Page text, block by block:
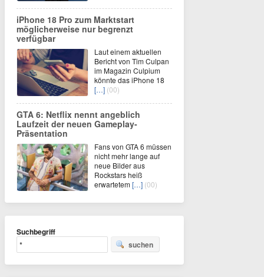
iPhone 18 Pro zum Marktstart
möglicherweise nur begrenzt
verfügbar
Laut einem aktuellen
Bericht von Tim Culpan
im Magazin Culpium
könnte das iPhone 18
[…] (00)
GTA 6: Netflix nennt angeblich
Laufzeit der neuen Gameplay-
Präsentation
Fans von GTA 6 müssen
nicht mehr lange auf
neue Bilder aus
Rockstars heiß
erwartetem[…] (00)
Suchbegriff
suchen